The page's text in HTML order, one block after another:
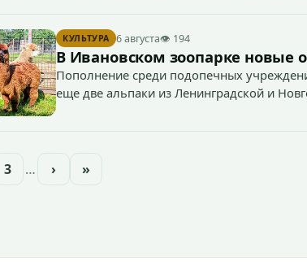
КУЛЬТУРА 6 августа👁 194
В Ивановском зоопарке новые
Пополнение среди подопечных
еще две альпаки из Ленинградской и
3 … › »